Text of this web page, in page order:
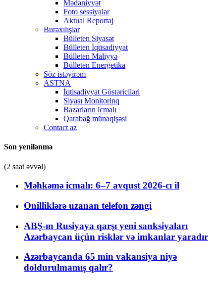
Mədəniyyət
Foto sessiyalar
Aktual Reportaj
Buraxılışlar
Bülleten Siyasət
Bülleten İqtisadiyyat
Bülleten Maliyyə
Bülleten Energetika
Söz istəyirəm
ASTNA
İqtisadiyyat Göstəriciləri
Siyası Monitorinq
Bazarların icmalı
Qarabağ münaqişəsi
Contact az
Son yenilənmə
(2 saat əvvəl)
Məhkəmə icmalı: 6–7 avqust 2026-cı il
Onilliklərə uzanan telefon zəngi
ABŞ-ın Rusiyaya qarşı yeni sanksiyaları
Azərbaycan üçün risklər və imkanlar yaradır
Azərbaycanda 65 min vakansiya niyə
doldurulmamış qalır?